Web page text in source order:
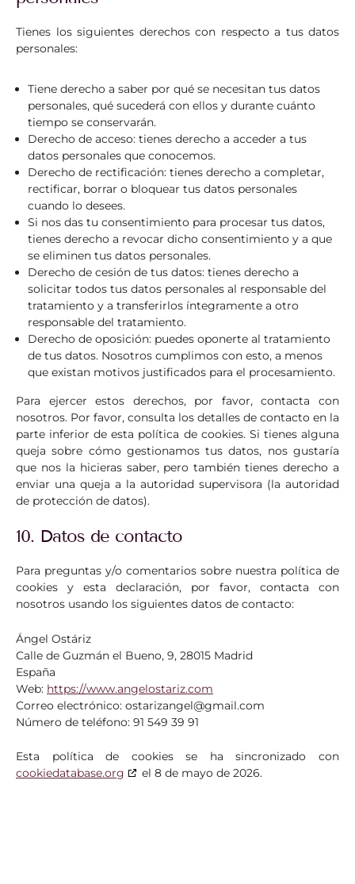
Tienes los siguientes derechos con respecto a tus datos
personales:
Tiene derecho a saber por qué se necesitan tus datos
personales, qué sucederá con ellos y durante cuánto
tiempo se conservarán.
Derecho de acceso: tienes derecho a acceder a tus
datos personales que conocemos.
Derecho de rectificación: tienes derecho a completar,
rectificar, borrar o bloquear tus datos personales
cuando lo desees.
Si nos das tu consentimiento para procesar tus datos,
tienes derecho a revocar dicho consentimiento y a que
se eliminen tus datos personales.
Derecho de cesión de tus datos: tienes derecho a
solicitar todos tus datos personales al responsable del
tratamiento y a transferirlos íntegramente a otro
responsable del tratamiento.
Derecho de oposición: puedes oponerte al tratamiento
de tus datos. Nosotros cumplimos con esto, a menos
que existan motivos justificados para el procesamiento.
Para ejercer estos derechos, por favor, contacta con
nosotros. Por favor, consulta los detalles de contacto en la
parte inferior de esta política de cookies. Si tienes alguna
queja sobre cómo gestionamos tus datos, nos gustaría
que nos la hicieras saber, pero también tienes derecho a
enviar una queja a la autoridad supervisora (la autoridad
de protección de datos).
10. Datos de contacto
Para preguntas y/o comentarios sobre nuestra política de
cookies y esta declaración, por favor, contacta con
nosotros usando los siguientes datos de contacto:
Ángel Ostáriz
Calle de Guzmán el Bueno, 9, 28015 Madrid
España
Web: https://www.angelostariz.com
Correo electrónico: ostarizangel@gmail.com
Número de teléfono: 91 549 39 91
Esta política de cookies se ha sincronizado con
cookiedatabase.org
el 8 de mayo de 2026.